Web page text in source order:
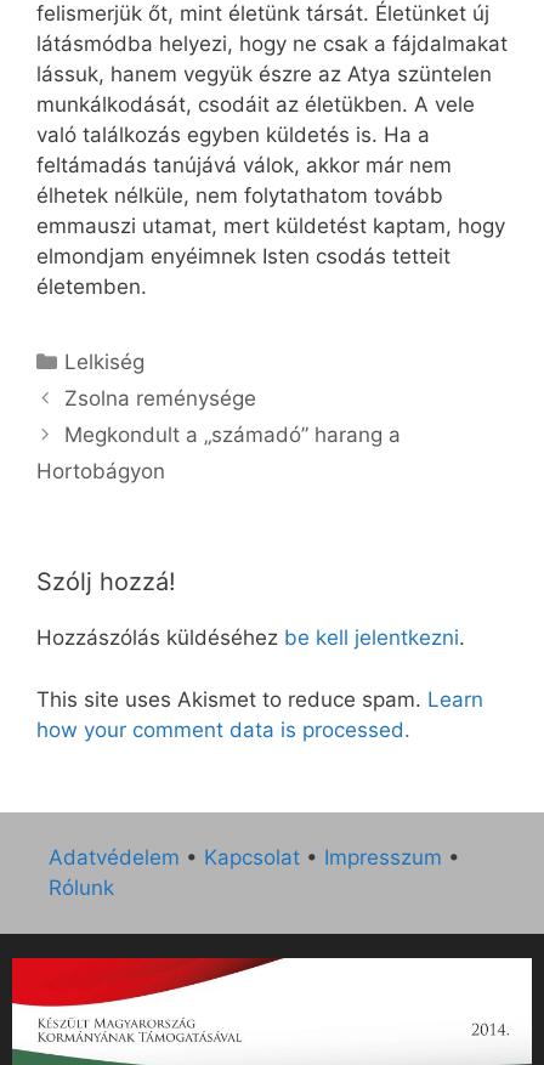
felismerjük őt, mint életünk társát. Életünket új
látásmódba helyezi, hogy ne csak a fájdalmakat
lássuk, hanem vegyük észre az Atya szüntelen
munkálkodását, csodáit az életükben. A vele
való találkozás egyben küldetés is. Ha a
feltámadás tanújává válok, akkor már nem
élhetek nélküle, nem folytathatom tovább
emmauszi utamat, mert küldetést kaptam, hogy
elmondjam enyéimnek Isten csodás tetteit
életemben.
Kategória
Lelkiség
Zsolna reménysége
Megkondult a „számadó” harang a
Hortobágyon
Szólj hozzá!
Hozzászólás küldéséhez be kell jelentkezni.
This site uses Akismet to reduce spam. Learn
how your comment data is processed.
Adatvédelem • Kapcsolat • Impresszum •
Rólunk